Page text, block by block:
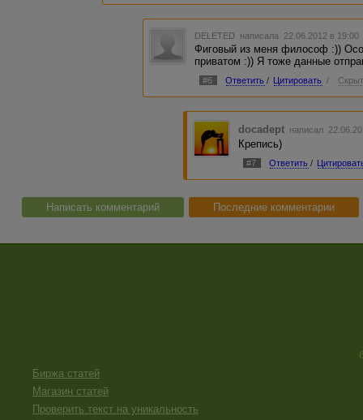
DELETED написала 22.06.2012 в
Фиговый из меня философ :))
приватом :)) Я тоже данные
#6 Ответить / Цитировать /
docadept написал
Крепись)
#7 Ответить /
Написать комментарий Последние комментарии
Биржа статей
Магазин статей
Проверить текст на уникальность